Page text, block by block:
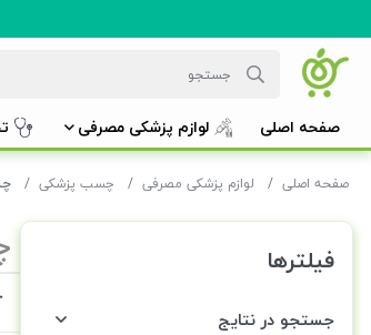
صفحه اصلی لوازم پزشکی مصرفی
صفحه اصلی لوازم پزشکی مصرفی چسب پزشکی
فیلترها
جستجو در نتایج